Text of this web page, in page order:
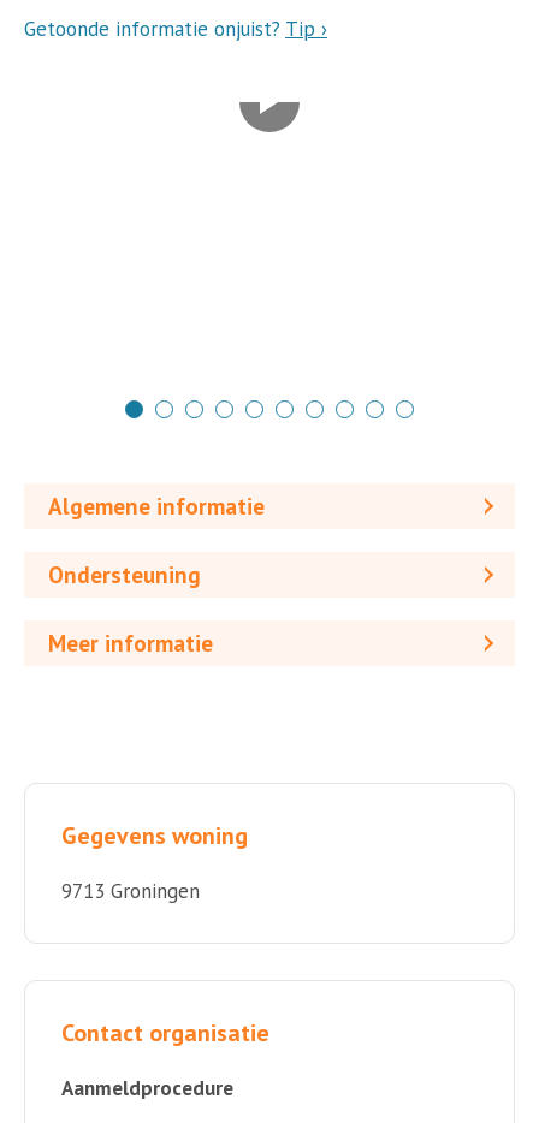
Getoonde informatie onjuist? Tip ›
Algemene informatie
Ondersteuning
Meer informatie
Gegevens woning
9713 Groningen
Contact organisatie
Aanmeldprocedure